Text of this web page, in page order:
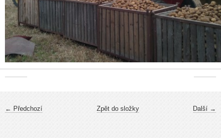
← Předchozí Další →
Zpět do složky